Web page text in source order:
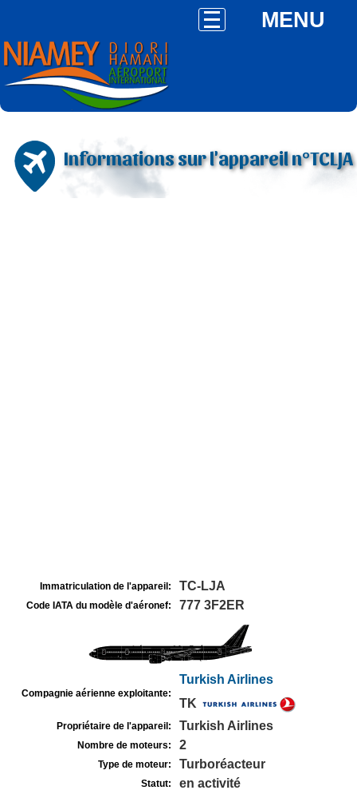
MENU
Informations sur l'appareil n°TCLJA
Immatriculation de l'appareil: TC-LJA
Code IATA du modèle d'aéronef: 777 3F2ER
Compagnie aérienne exploitante:
Turkish Airlines
TK
Propriétaire de l'appareil: Turkish Airlines
Nombre de moteurs: 2
Type de moteur: Turboréacteur
Statut: en activité